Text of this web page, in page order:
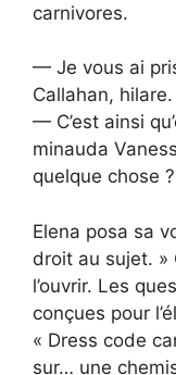
carnivores.
— Je vous ai
Callahan, hilare.
— C’est ainsi
minauda
quelque chose ?
Elena posa sa
droit au sujet. »
l’ouvrir. Les
conçues pour
« Dress code
sur… une